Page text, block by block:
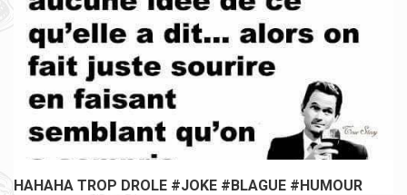
HAHAHA TROP DROLE #JOKE #BLAGUE #HUMOUR